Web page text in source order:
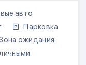
авто
Парковка
ожидания